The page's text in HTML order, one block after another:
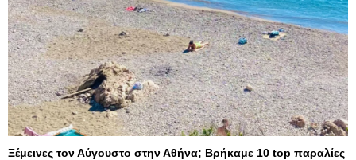
Ξέμεινες τον Αύγουστο στην Αθήνα; Βρήκαμε 10 top παραλίες